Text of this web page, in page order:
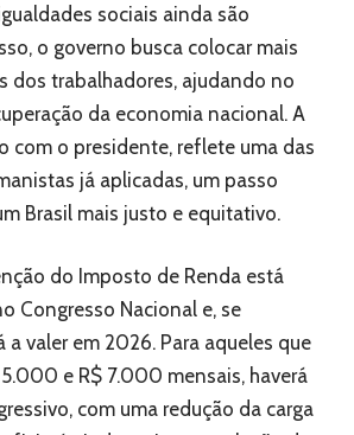
sociais ainda são
o governo busca colocar mais
dos trabalhadores, ajudando no
da economia nacional. A
com o presidente, reflete uma das
já aplicadas, um passo
Brasil mais justo e equitativo.
do Imposto de Renda está
Congresso Nacional e, se
a valer em 2026. Para aqueles que
e R$ 7.000 mensais, haverá
com uma redução da carga